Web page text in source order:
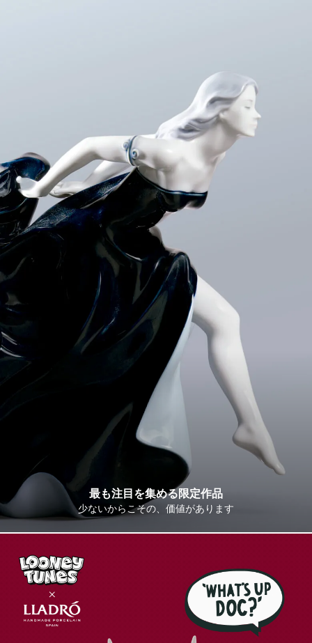
最も注目を集める限定作品
少ないからこその、価値があります